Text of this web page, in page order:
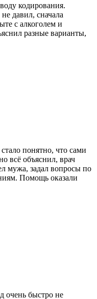
кодирования.
давил, сначала
с алкоголем и
разные варианты,
понятно, что сами
всё объяснил, врач
мужа, задал вопросы по
Помощь оказали
очень быстро не